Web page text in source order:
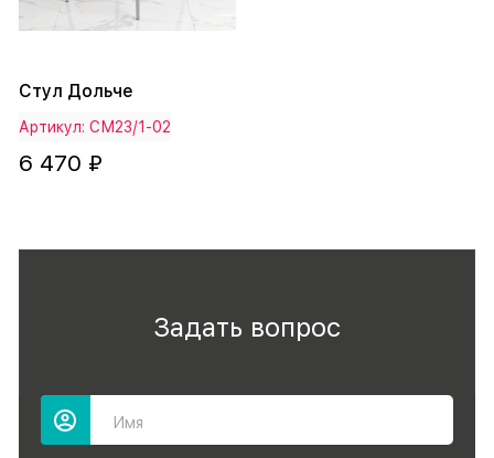
Стул Дольче
Артикул: СМ23/1-02
6 470 ₽
Задать вопрос
Имя